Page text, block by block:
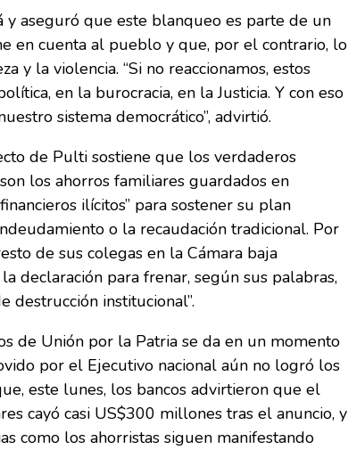
y aseguró que este blanqueo es parte de un
en cuenta al pueblo y que, por el contrario, lo
y la violencia. “Si no reaccionamos, estos
en la burocracia, en la Justicia. Y con eso
sistema democrático”, advirtió.
de Pulti sostiene que los verdaderos
los ahorros familiares guardados en
ilícitos” para sostener su plan
o la recaudación tradicional. Por
de sus colegas en la Cámara baja
declaración para frenar, según sus palabras,
destrucción institucional”.
de Unión por la Patria se da en un momento
por el Ejecutivo nacional aún no logró los
este lunes, los bancos advirtieron que el
cayó casi US$300 millones tras el anuncio, y
como los ahorristas siguen manifestando